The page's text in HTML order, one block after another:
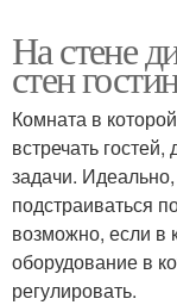
На стене
стен
Комната в
встречать
задачи.
подстраиваться
возможно, если в
оборудование в
регулировать.